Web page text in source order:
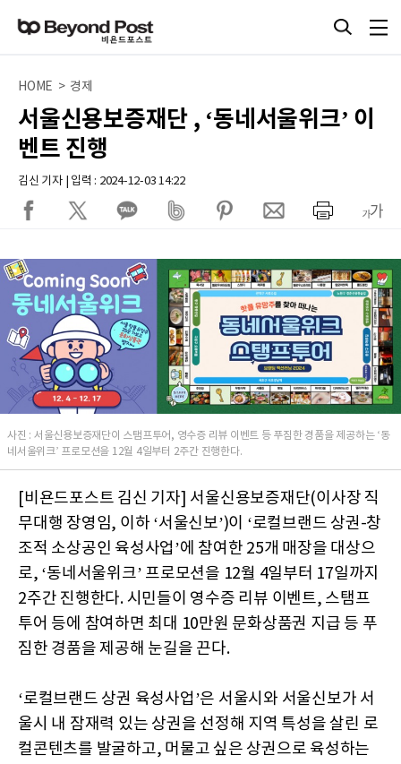
HOME > 경제
서울신용보증재단 , ‘동네서울위크’ 이
벤트 진행
김신 기자 | 입력 : 2024-12-03 14:22
사진 : 서울신용보증재단이 스탬프투어, 영수증 리뷰 이벤트 등 푸짐한 경품을 제공하는 ‘동
네서울위크’ 프로모션을 12월 4일부터 2주간 진행한다.
[비욘드포스트 김신 기자] 서울신용보증재단(이사장 직
무대행 장영임, 이하 ‘서울신보’)이 ‘로컬브랜드 상권-창
조적 소상공인 육성사업’에 참여한 25개 매장을 대상으
로, ‘동네서울위크’ 프로모션을 12월 4일부터 17일까지
2주간 진행한다. 시민들이 영수증 리뷰 이벤트, 스탬프
투어 등에 참여하면 최대 10만원 문화상품권 지급 등 푸
짐한 경품을 제공해 눈길을 끈다.
‘로컬브랜드 상권 육성사업’은 서울시와 서울신보가 서
울시 내 잠재력 있는 상권을 선정해 지역 특성을 살린 로
컬콘텐츠를 발굴하고, 머물고 싶은 상권으로 육성하는